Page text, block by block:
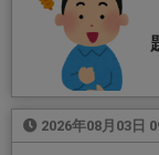
2026年08月03日